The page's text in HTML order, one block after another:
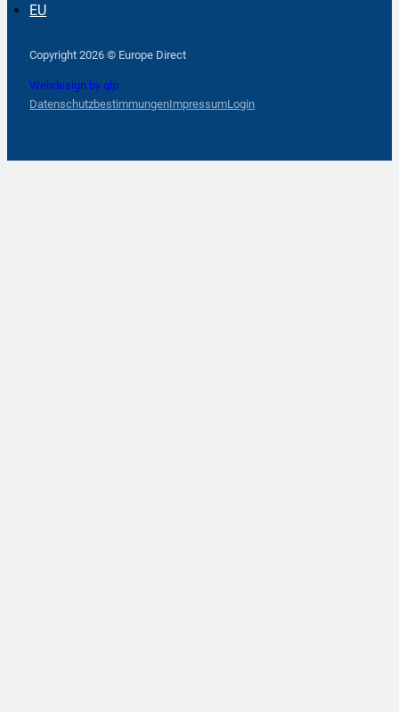
EU
Copyright 2026 © Europe Direct
Webdesign by qlp
DatenschutzbestimmungenImpressumLogin